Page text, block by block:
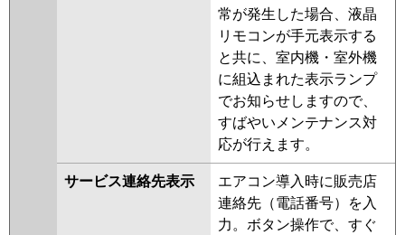
常が発生した場合、液晶
リモコンが手元表示する
と共に、室内機・室外機
に組込まれた表示ランプ
でお知らせしますので、
すばやいメンテナンス対
応が行えます。
サービス連絡先表示
エアコン導入時に販売店
連絡先（電話番号）を入
力。ボタン操作で、すぐ